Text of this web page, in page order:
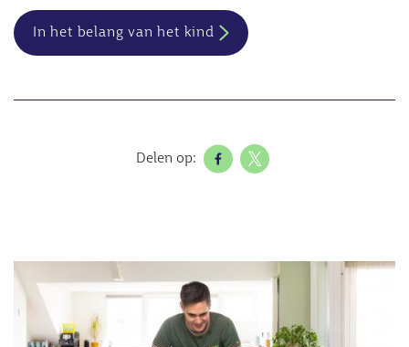
In het belang van het kind
Delen op: